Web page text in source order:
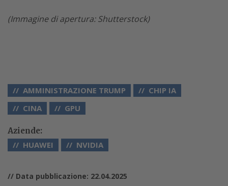
(Immagine di apertura: Shutterstock)
AMMINISTRAZIONE TRUMP
CHIP IA
CINA
GPU
Aziende:
HUAWEI NVIDIA
// Data pubblicazione: 22.04.2025